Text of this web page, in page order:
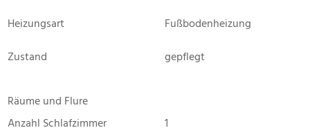
Heizungsart
Fußbodenheizung
Zustand
gepflegt
Räume und Flure
Anzahl Schlafzimmer
1